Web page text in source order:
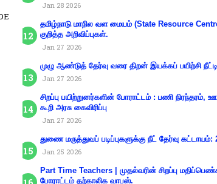
Jan 28 2026
தமிழ்நாடு மாநில வள மையம் (State Resource
குறித்த அறிவிப்புகள்.
Jan 27 2026
முழு ஆண்டுத் தேர்வு வரை திறன் இயக்கப் பயிற்சி
Jan 27 2026
சிறப்பு பயிற்றுனர்களின் போராட்டம் : பணி நிரந்தரம்,
கூறி அரசு கைவிரிப்பு
Jan 27 2026
துணை மருத்துவப் படிப்புகளுக்கு நீட் தேர்வு
Jan 25 2026
Part Time Teachers | முதல்வரின் சிறப்பு
போராட்டம் தற்காலிக வாபஸ்.